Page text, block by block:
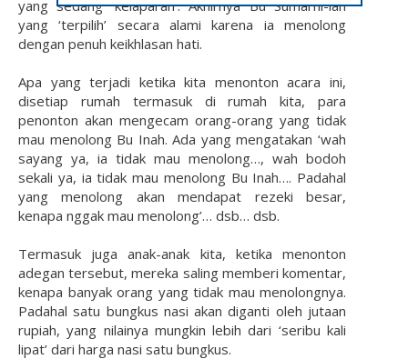
yang sedang ‘kelaparan’. Akhirnya Bu Sumarni-lah
yang ‘terpilih’ secara alami karena ia menolong
dengan penuh keikhlasan hati.
Apa yang terjadi ketika kita menonton acara ini,
disetiap rumah termasuk di rumah kita, para
penonton akan mengecam orang-orang yang tidak
mau menolong Bu Inah. Ada yang mengatakan ‘wah
sayang ya, ia tidak mau menolong…, wah bodoh
sekali ya, ia tidak mau menolong Bu Inah…. Padahal
yang menolong akan mendapat rezeki besar,
kenapa nggak mau menolong’… dsb… dsb.
Termasuk juga anak-anak kita, ketika menonton
adegan tersebut, mereka saling memberi komentar,
kenapa banyak orang yang tidak mau menolongnya.
Padahal satu bungkus nasi akan diganti oleh jutaan
rupiah, yang nilainya mungkin lebih dari ‘seribu kali
lipat’ dari harga nasi satu bungkus.